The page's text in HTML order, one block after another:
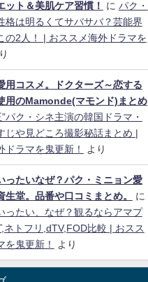
ット＆美肌ケア習慣！
に パク・
格は明るくてサバサバ？芸能界
の2人！ | おススメ海外ドラマを
用コスメ。ドクターズ～恋する
用のMamonde(マモンド)まとめ
パク・シネ主演の韓国ドラマ・
じや見どころ撮影秘話まとめ |
ドラマを鬼更新！
より
ったいなぜ？パク・ミニョン愛
生堂。品番や口コミまとめ。
に
ったい、なぜ？観るならアマプ
ネトフリ,dTV,FOD比較 | おスス
を鬼更新！
より